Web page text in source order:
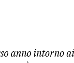
anno intorno